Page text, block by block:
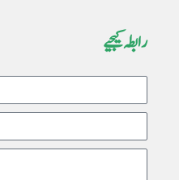
رابطہ کیجیے